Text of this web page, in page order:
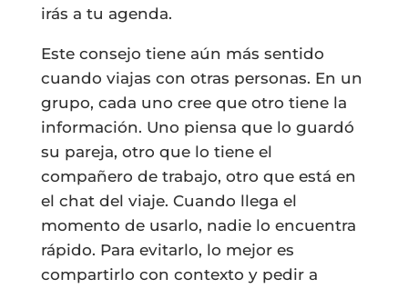
irás a tu agenda.
Este consejo tiene aún más sentido
cuando viajas con otras personas. En un
grupo, cada uno cree que otro tiene la
información. Uno piensa que lo guardó
su pareja, otro que lo tiene el
compañero de trabajo, otro que está en
el chat del viaje. Cuando llega el
momento de usarlo, nadie lo encuentra
rápido. Para evitarlo, lo mejor es
compartirlo con contexto y pedir a